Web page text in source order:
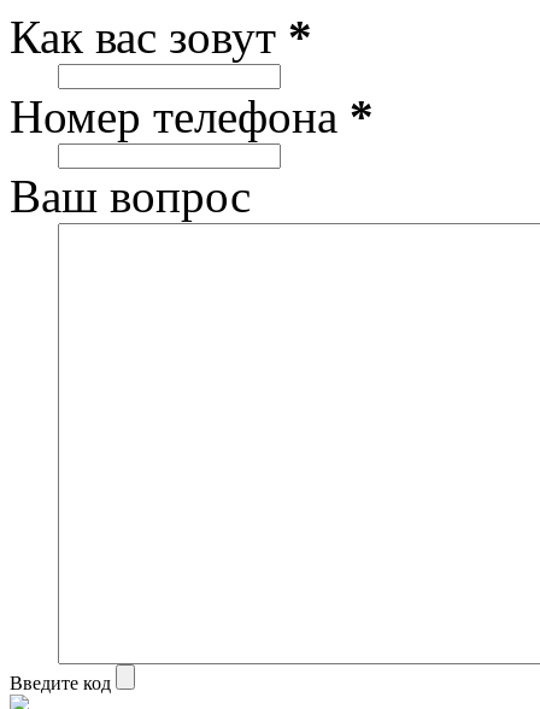
Как вас зовут *
Номер телефона *
Ваш вопрос
Введите код